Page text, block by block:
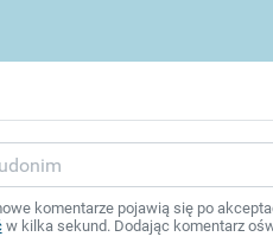
komentarze pojawią się po
w kilka sekund. Dodając komentarz